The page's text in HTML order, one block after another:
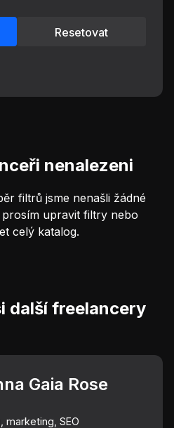
Resetovat
nenalezeni
filtrů jsme nenašli žádné
upravit filtry nebo
celý katalog.
další freelancery
Gaia Rose
marketing, SEO